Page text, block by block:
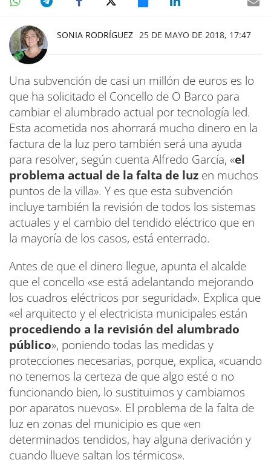
SONIA RODRÍGUEZ 25 DE MAYO DE 2018, 17:47
Una subvención de casi un millón de euros es lo
que ha solicitado el Concello de O Barco para
cambiar el alumbrado actual por tecnología led.
Esta acometida nos ahorrará mucho dinero en la
factura de la luz pero también será una ayuda
para resolver, según cuenta Alfredo García, «el
problema actual de la falta de luz en muchos
puntos de la villa». Y es que esta subvención
incluye también la revisión de todos los sistemas
actuales y el cambio del tendido eléctrico que en
la mayoría de los casos, está enterrado.
Antes de que el dinero llegue, apunta el alcalde
que el concello «se está adelantando mejorando
los cuadros eléctricos por seguridad». Explica que
«el arquitecto y el electricista municipales están
procediendo a la revisión del alumbrado
público», poniendo todas las medidas y
protecciones necesarias, porque, explica, «cuando
no tenemos la certeza de que algo esté o no
funcionando bien, lo sustituimos y cambiamos
por aparatos nuevos». El problema de la falta de
luz en zonas del municipio es que «en
determinados tendidos, hay alguna derivación y
cuando llueve saltan los térmicos».